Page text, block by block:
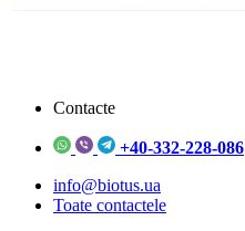
Contacte
+40-332-228-086
info@biotus.ua
Toate contactele